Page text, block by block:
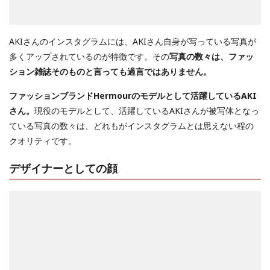
AKIさんのインスタグラムには、AKIさん自身が写っている写真が
多くアップされているのが特徴です。その写真の数々は、ファッ
ション雑誌そのものと言っても過言ではありません。
ファッションブランドHermourのモデルとして活躍しているAKI
さん。 現役のモデルとして、活躍しているAKIさんが被写体となっ
ている写真の数々は、どれもがインスタグラムとは思えない程の
クオリティです。
デザイナーとしての顔